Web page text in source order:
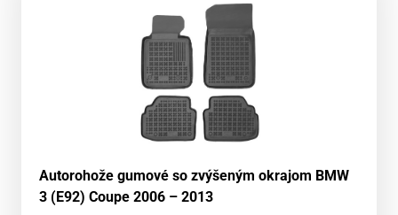
Autorohože gumové so zvýšeným okrajom BMW
3 (E92) Coupe 2006 – 2013